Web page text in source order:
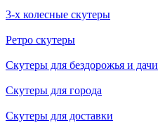
3-х колесные скутеры
Ретро скутеры
Скутеры для бездорожья и дачи
Скутеры для города
Скутеры для доставки